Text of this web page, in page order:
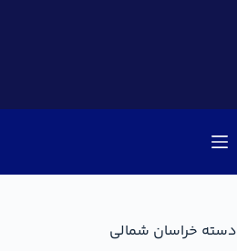
دسته خراسان شمالی